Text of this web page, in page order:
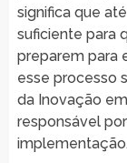
significa que
suficiente para
preparem para
esse processo
da Inovação
responsável
implementação.